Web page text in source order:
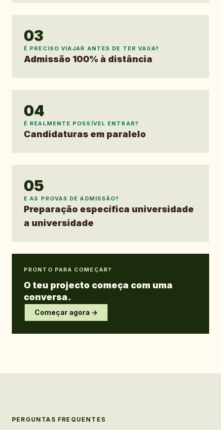
03
É PRECISO VIAJAR ANTES DE TER VAGA?
Admissão 100% à distância
04
É REALMENTE POSSÍVEL ENTRAR?
Candidaturas em paralelo
05
E AS PROVAS DE ADMISSÃO?
Preparação específica universidade
a universidade
PRONTO PARA COMEÇAR?
O teu projecto começa com uma
conversa.
Começar agora →
PERGUNTAS FREQUENTES